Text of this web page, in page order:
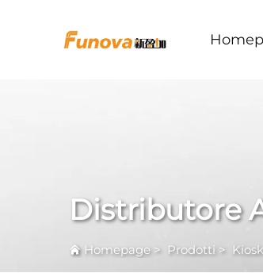
Distributore
Homepage> Prodotti >